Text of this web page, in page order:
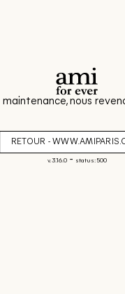
nous
RETOUR -
v. 3.16.0- status: 500